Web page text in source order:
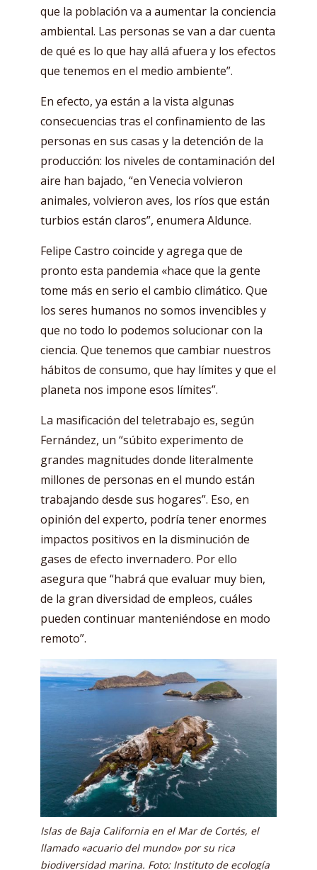
que la población va a aumentar la conciencia
ambiental. Las personas se van a dar cuenta
de qué es lo que hay allá afuera y los efectos
que tenemos en el medio ambiente”.
En efecto, ya están a la vista algunas
consecuencias tras el confinamiento de las
personas en sus casas y la detención de la
producción: los niveles de contaminación del
aire han bajado, “en Venecia volvieron
animales, volvieron aves, los ríos que están
turbios están claros”, enumera Aldunce.
Felipe Castro coincide y agrega que de
pronto esta pandemia «hace que la gente
tome más en serio el cambio climático. Que
los seres humanos no somos invencibles y
que no todo lo podemos solucionar con la
ciencia. Que tenemos que cambiar nuestros
hábitos de consumo, que hay límites y que el
planeta nos impone esos límites”.
La masificación del teletrabajo es, según
Fernández, un “súbito experimento de
grandes magnitudes donde literalmente
millones de personas en el mundo están
trabajando desde sus hogares”. Eso, en
opinión del experto, podría tener enormes
impactos positivos en la disminución de
gases de efecto invernadero. Por ello
asegura que “habrá que evaluar muy bien,
de la gran diversidad de empleos, cuáles
pueden continuar manteniéndose en modo
remoto”.
Islas de Baja California en el Mar de Cortés, el
llamado «acuario del mundo» por su rica
biodiversidad marina. Foto: Instituto de ecología